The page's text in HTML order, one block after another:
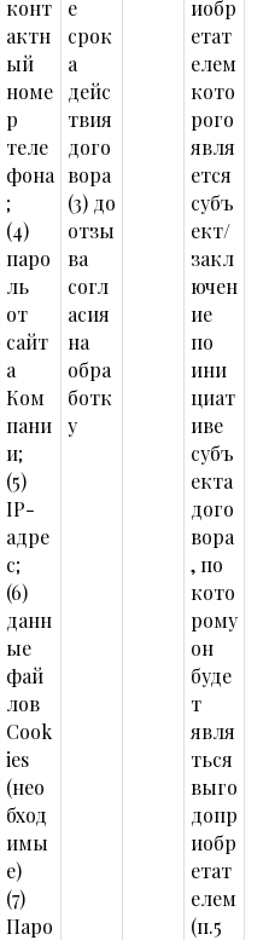
конт
актн
ый
номе
р
теле
фона
;
(4)
паро
ль
от
сайт
а
Ком
пани
и;
(5)
IP-
адре
с;
(6)
данн
ые
фай
лов
Cook
ies
(нео
бход
имы
е)
(7)
Паро
е
срок
а
дейс
твия
дого
вора
(3) до
отзы
ва
согл
асия
на
обра
ботк
у
иобр
етат
елем
кото
рого
явля
ется
субъ
ект/
закл
ючен
ие
по
ини
циат
иве
субъ
екта
дого
вора
, по
кото
рому
он
буде
т
явля
ться
выго
допр
иобр
етат
елем
(п.5